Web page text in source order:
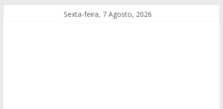
Sexta-feira, 7 Agosto, 2026